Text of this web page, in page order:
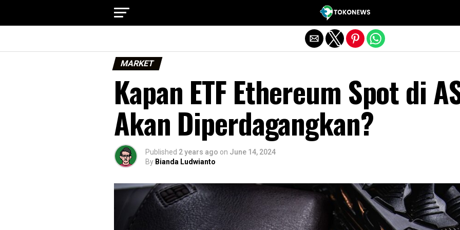
MARKET
Kapan ETF Ethereum Spot di
Akan Diperdagangkan?
Published 2 years ago on June 14, 2024
By Bianda Ludwianto
Exit mobile version